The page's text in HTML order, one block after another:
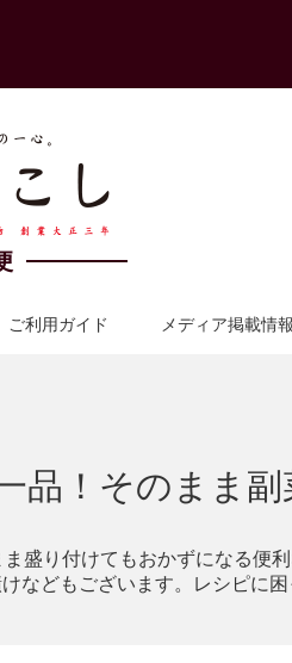
ご利用ガイド メディア掲載情報
品！そのまま副
盛り付けてもおかずになる便
などもございます。レシピに